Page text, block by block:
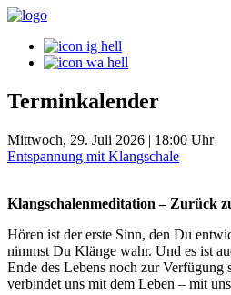
Terminkalender
Mittwoch, 29. Juli 2026 | 18:00 Uhr
Entspannung mit Klangschale
Klangschalenmeditation – Zurück
Hören ist der erste Sinn, den Du
nimmst Du Klänge wahr. Und es ist
Ende des Lebens noch zur Verfügung
verbindet uns mit dem Leben – mit